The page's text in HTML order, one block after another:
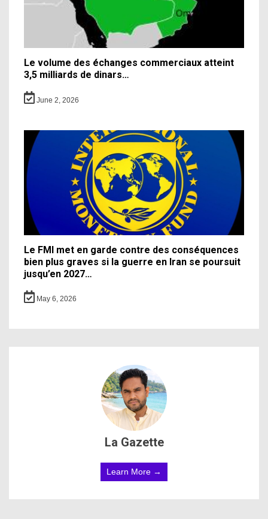
Le volume des échanges commerciaux atteint
3,5 milliards de dinars…
June 2, 2026
Le FMI met en garde contre des conséquences
bien plus graves si la guerre en Iran se poursuit
jusqu’en 2027…
May 6, 2026
La Gazette
Learn More →